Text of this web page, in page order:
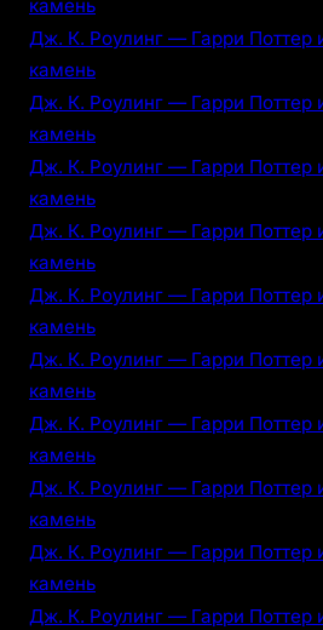
камень
Дж. К. Роулинг — Гарри Поттер
камень
Дж. К. Роулинг — Гарри Поттер
камень
Дж. К. Роулинг — Гарри Поттер
камень
Дж. К. Роулинг — Гарри Поттер
камень
Дж. К. Роулинг — Гарри Поттер
камень
Дж. К. Роулинг — Гарри Поттер
камень
Дж. К. Роулинг — Гарри Поттер
камень
Дж. К. Роулинг — Гарри Поттер
камень
Дж. К. Роулинг — Гарри Поттер
камень
Дж. К. Роулинг — Гарри Поттер